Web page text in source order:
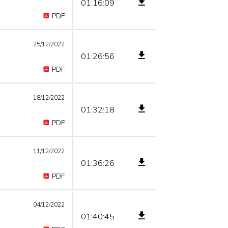
PDF
01:16:09
25/12/2022
PDF
01:26:56
18/12/2022
PDF
01:32:18
11/12/2022
PDF
01:36:26
04/12/2022
01:40:45